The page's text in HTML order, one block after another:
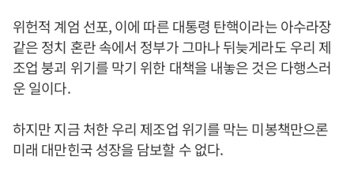
위헌적 계엄 선포, 이에 따른 대통령 탄핵이라는 아수라장
같은 정치 혼란 속에서 정부가 그마나 뒤늦게라도 우리 제
조업 붕괴 위기를 막기 위한 대책을 내놓은 것은 다행스러
운 일이다.
하지만 지금 처한 우리 제조업 위기를 막는 미봉책만으론
미래 대만힌국 성장을 담보할 수 없다.